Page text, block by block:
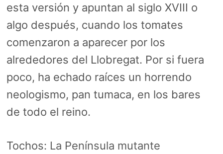
esta versión y apuntan al siglo XVIII o
algo después, cuando los tomates
comenzaron a aparecer por los
alrededores del Llobregat. Por si fuera
poco, ha echado raíces un horrendo
neologismo, pan tumaca, en los bares
de todo el reino.
Tochos: La Península mutante